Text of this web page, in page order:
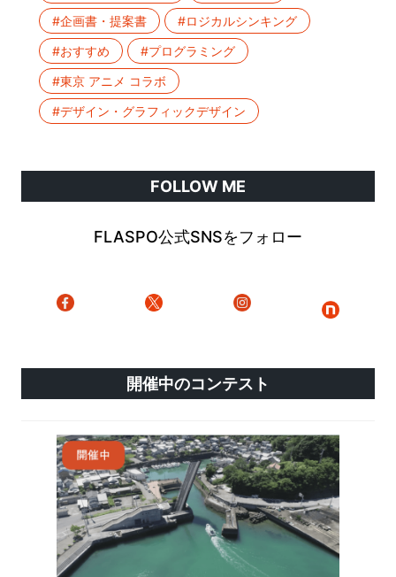
#企画書・提案書
#ロジカルシンキング
#おすすめ
#プログラミング
#東京 アニメ コラボ
#デザイン・グラフィックデザイン
FOLLOW ME
FLASPO公式SNSをフォロー
開催中のコンテスト